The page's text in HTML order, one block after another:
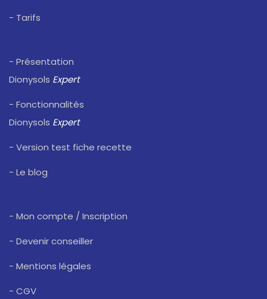
- Tarifs
- Présentation
Dionysols Expert
- Fonctionnalités
Dionysols Expert
- Version test fiche recette
- Le blog
- Mon compte / Inscription
- Devenir conseiller
- Mentions légales
- CGV